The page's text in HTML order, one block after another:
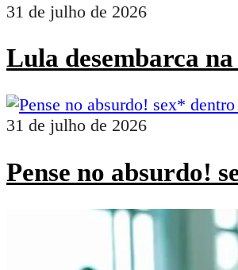
31 de julho de 2026
Lula desembarca
31 de julho de 2026
Pense no absurdo!